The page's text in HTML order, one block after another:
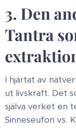
3. Den
Tantra
I hjärtat av
ut livskraft. Det
själva verket en
Sinneseufori vs.